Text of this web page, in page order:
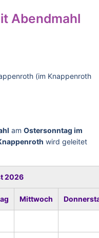
Abendmahl
(im Knappenroth
am Ostersonntag im
wird geleitet
2026
Mittwoch